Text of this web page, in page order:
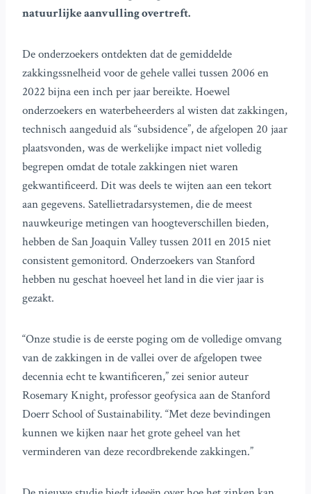
natuurlijke aanvulling overtreft.
De onderzoekers ontdekten dat de gemiddelde
zakkingssnelheid voor de gehele vallei tussen 2006 en
2022 bijna een inch per jaar bereikte. Hoewel
onderzoekers en waterbeheerders al wisten dat zakkingen,
technisch aangeduid als “subsidence”, de afgelopen 20 jaar
plaatsvonden, was de werkelijke impact niet volledig
begrepen omdat de totale zakkingen niet waren
gekwantificeerd. Dit was deels te wijten aan een tekort
aan gegevens. Satellietradarsystemen, die de meest
nauwkeurige metingen van hoogteverschillen bieden,
hebben de San Joaquin Valley tussen 2011 en 2015 niet
consistent gemonitord. Onderzoekers van Stanford
hebben nu geschat hoeveel het land in die vier jaar is
gezakt.
“Onze studie is de eerste poging om de volledige omvang
van de zakkingen in de vallei over de afgelopen twee
decennia echt te kwantificeren,” zei senior auteur
Rosemary Knight, professor geofysica aan de Stanford
Doerr School of Sustainability. “Met deze bevindingen
kunnen we kijken naar het grote geheel van het
verminderen van deze recordbrekende zakkingen.”